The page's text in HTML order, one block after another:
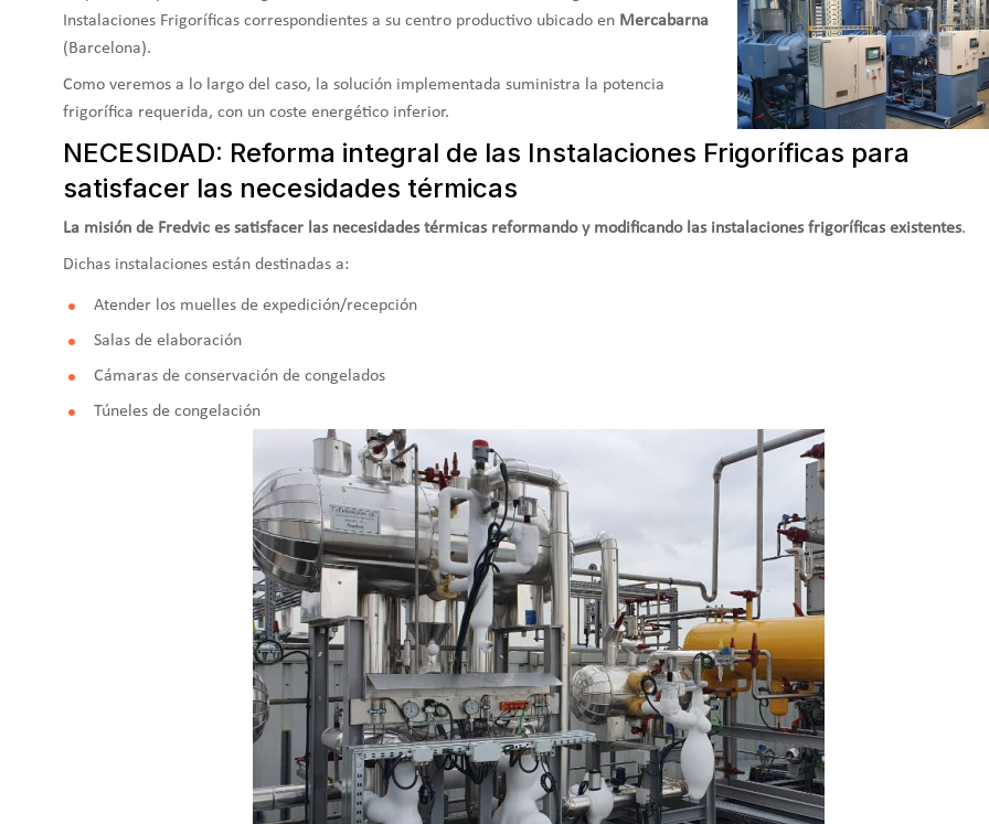
Instalaciones Frigoríficas correspondientes a su centro productivo ubicado en Mercabarna
(Barcelona).
Como veremos a lo largo del caso, la solución implementada suministra la potencia
frigorífica requerida, con un coste energético inferior.
NECESIDAD: Reforma integral de las Instalaciones Frigoríficas para
satisfacer las necesidades térmicas
La misión de Fredvic es satisfacer las necesidades térmicas reformando y modificando las instalaciones frigoríficas existentes.
Dichas instalaciones están destinadas a:
Atender los muelles de expedición/recepción
Salas de elaboración
Cámaras de conservación de congelados
Túneles de congelación